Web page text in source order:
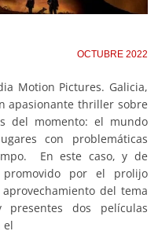
OCTUBRE 2022
Motion Pictures. Galicia,
apasionante thriller sobre
del momento: el mundo
con problemáticas
En este caso, y de
promovido por el prolijo
del tema
dos películas
el